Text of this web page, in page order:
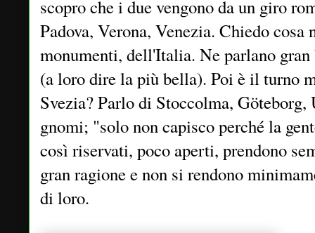
scopro che i due vengono da un giro
Padova, Verona, Venezia. Chiedo
monumenti, dell'Italia. Ne parlano
(a loro dire la più bella). Poi è il turno
Svezia? Parlo di Stoccolma,
gnomi; "solo non capisco perché la
così riservati, poco aperti, prendono
gran ragione e non si rendono
di loro.